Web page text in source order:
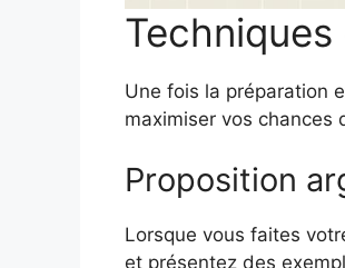
Une fois la préparation
maximiser vos chances
Proposition
Lorsque vous faites
et présentez des